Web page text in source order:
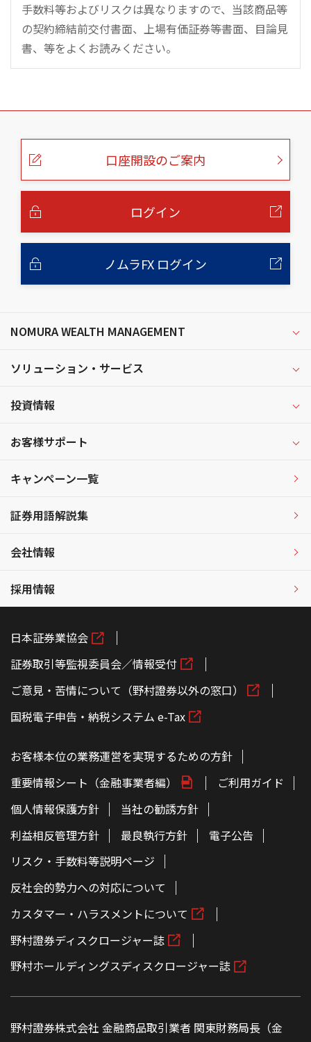
手数料等およびリスクは異なりますので、当該商品等
の契約締結前交付書面、上場有価証券等書面、目論見
書、等をよくお読みください。
こ
口座開設のご案内
ログイン
ノムラFX ログイン
NOMURA WEALTH MANAGEMENT
ソリューション・サービス
投資情報
お客様サポート
キャンペーン一覧
証券用語解説集
会社情報
採用情報
日本証券業協会
証券取引等監視委員会／情報受付
ご意見・苦情について（野村證券以外の窓口）
国税電子申告・納税システム e-Tax
お客様本位の業務運営を実現するための方針
重要情報シート（金融事業者編）
ご利用ガイド
個人情報保護方針
当社の勧誘方針
利益相反管理方針
最良執行方針
電子公告
リスク・手数料等説明ページ
反社会的勢力への対応について
カスタマー・ハラスメントについて
野村證券ディスクロージャー誌
野村ホールディングスディスクロージャー誌
野村證券株式会社 金融商品取引業者 関東財務局長（金